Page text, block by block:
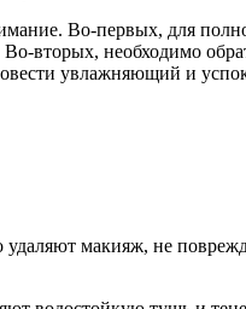
Во-первых, для
вторых, необходимо
увлажняющий и
удаляют макияж, не